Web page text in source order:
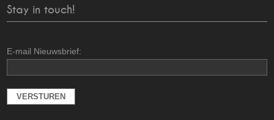
Stay in touch!
E-mail Nieuwsbrief: